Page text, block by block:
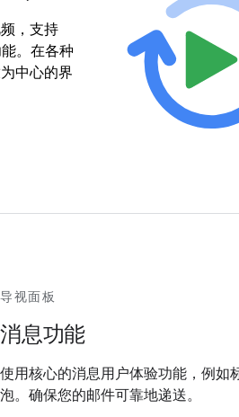
，支持
。在各种
中心的界
导视面板
消息功能
使用核心的消息用户体验功能，例如
泡。确保您的邮件可靠地递送。